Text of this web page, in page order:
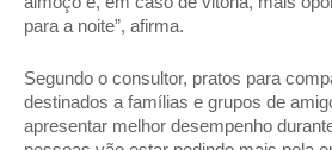
para a noite”, afirma.
Segundo o consultor, pratos para
destinados a famílias e grupos de
apresentar melhor desempenho